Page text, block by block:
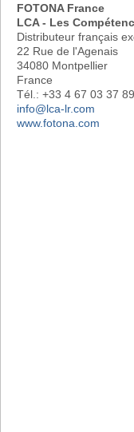
FOTONA France
LCA - Les
Distributeur français
22 Rue de l'Agenais
34080 Montpellier
France
Tél.: +33 4 67 03 37 89
info@lca-lr.com
www.fotona.com